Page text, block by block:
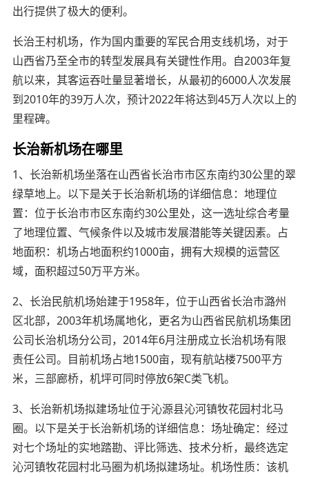
出行提供了极大的便利。
长治王村机场，作为国内重要的军民合用支线机场，对于
山西省乃至全市的转型发展具有关键性作用。自2003年复
航以来，其客运吞吐量显著增长，从最初的6000人次发展
到2010年的39万人次，预计2022年将达到45万人次以上的
里程碑。
长治新机场在哪里
1、长治新机场坐落在山西省长治市市区东南约30公里的翠
绿草地上。以下是关于长治新机场的详细信息：地理位
置：位于长治市市区东南约30公里处，这一选址综合考量
了地理位置、气候条件以及城市发展潜能等关键因素。占
地面积：机场占地面积约1000亩，拥有大规模的运营区
域，面积超过50万平方米。
2、长治民航机场始建于1958年，位于山西省长治市潞州
区北部，2003年机场属地化，更名为山西省民航机场集团
公司长治机场分公司，2014年6月注册成立长治机场有限
责任公司。目前机场占地1500亩，现有航站楼7500平方
米，三部廊桥，机坪可同时停放6架C类飞机。
3、长治新机场拟建场址位于沁源县沁河镇牧花园村北马
圈。以下是关于长治新机场的详细信息：场址确定：经过
对七个场址的实地踏勘、评比筛选、技术分析，最终选定
沁河镇牧花园村北马圈为机场拟建场址。机场性质：该机